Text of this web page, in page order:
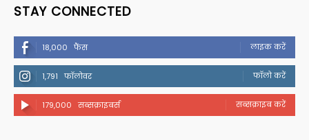
STAY CONNECTED
18,000 फैंस लाइक करें
1,791 फॉलोवर फॉलो करें
179,000 सब्सक्राइबर्स सब्सक्राइब करें